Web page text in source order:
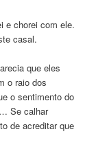
e chorei com ele.
casal.
que eles
o raio dos
o sentimento do
Se calhar
de acreditar que